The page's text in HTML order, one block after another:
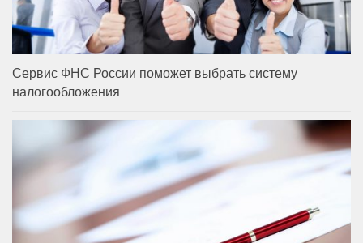
Сервис ФНС России поможет выбрать систему
налогообложения